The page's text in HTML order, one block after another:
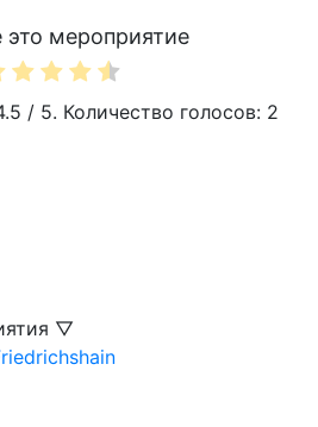
это мероприятие
/ 5. Количество голосов: 2
▽